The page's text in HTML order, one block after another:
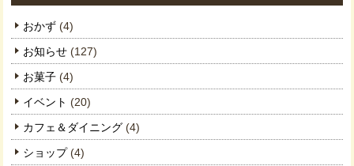
おかず (4)
お知らせ (127)
お菓子 (4)
イベント (20)
カフェ＆ダイニング (4)
ショップ(4)